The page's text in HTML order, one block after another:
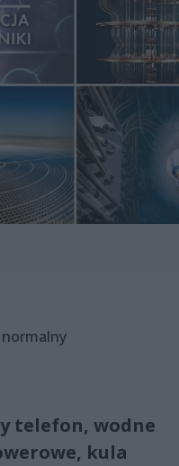
normalny
telefon, wodne
kula